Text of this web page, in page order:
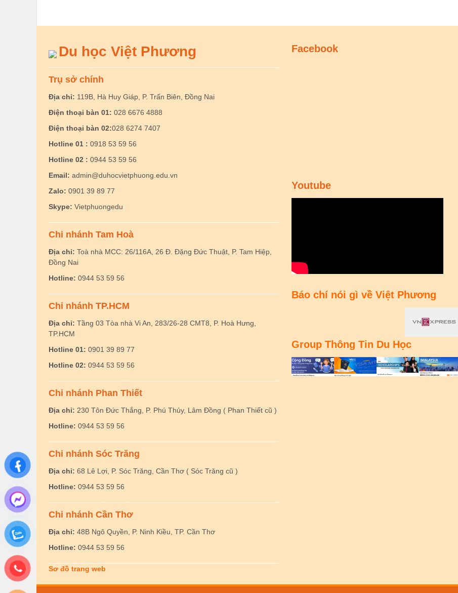
Du học Việt Phương
Trụ sở chính
Địa chỉ: 119B, Hà Huy Giáp, P. Trấn Biên, Đồng Nai
Điện thoại bàn 01: 028 6676 4888
Điện thoại bàn 02:028 6274 7407
Hotline 01 : 0918 53 59 56
Hotline 02 : 0944 53 59 56
Email: admin@duhocvietphuong.edu.vn
Zalo: 0901 39 89 77
Skype: Vietphuongedu
Chi nhánh Tam Hoà
Địa chỉ: Toà nhà MCC: 26/116A, 26 Đ. Đặng Đức Thuật, P. Tam Hiệp,
Đồng Nai
Hotline: 0944 53 59 56
Chi nhánh TP.HCM
Địa chỉ: Tầng 03 Tòa nhà Vi An, 283/26-28 CMT8, P. Hoà Hưng,
TP.HCM
Hotline 01: 0901 39 89 77
Hotline 02: 0944 53 59 56
Chi nhánh Phan Thiết
Địa chỉ: 230 Tôn Đức Thắng, P. Phú Thủy, Lâm Đồng ( Phan Thiết cũ )
Hotline: 0944 53 59 56
Chi nhánh Sóc Trăng
Địa chỉ: 68 Lê Lợi, P. Sóc Trăng, Cần Thơ ( Sóc Trăng cũ )
Hotline: 0944 53 59 56
Chi nhánh Cần Thơ
Địa chỉ: 48B Ngô Quyền, P. Ninh Kiều, TP. Cần Thơ
Hotline: 0944 53 59 56
Sơ đồ trang web
Facebook
Youtube
Báo chí nói gì về Việt Phương
Group Thông Tin Du Học